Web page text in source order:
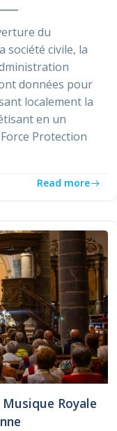
du
société civile, la
données pour
localement la
en un
Protection
Read more
Royale